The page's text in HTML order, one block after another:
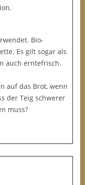
Bio-
Es gilt sogar als
auch erntefrisch.
auf das Brot, wenn
der Teig schwerer
muss?